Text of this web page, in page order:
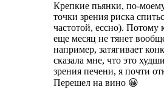
Крепкие пьянки, по-
точки зрения риска
частотой, ессно). Потому
еще месяц не тянет
например, затягивает
сказала мне, что это
зрения печени, я почти
Перешел на вино 😀